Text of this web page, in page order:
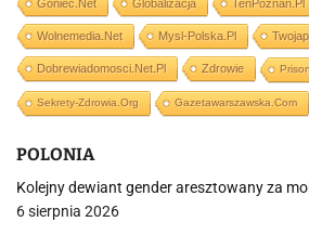
Goniec.net Globalizacja TenPoznan.pl
Wolnemedia.net Mysl-Polska.pl
Dobrewiadomosci.net.pl Zdrowie
Sekrety-Zdrowia.org Gazetawarszawska.com
POLONIA
Kolejny dewiant gender aresztowany za
6 sierpnia 2026